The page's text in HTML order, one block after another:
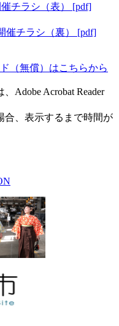
チラシ（表） [pdf]
催チラシ（裏） [pdf]
（無償）はこちらから
Adobe Acrobat Reader
、表示するまで時間が